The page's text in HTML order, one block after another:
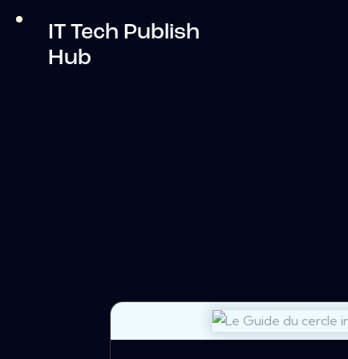
IT Tech Publish
Hub